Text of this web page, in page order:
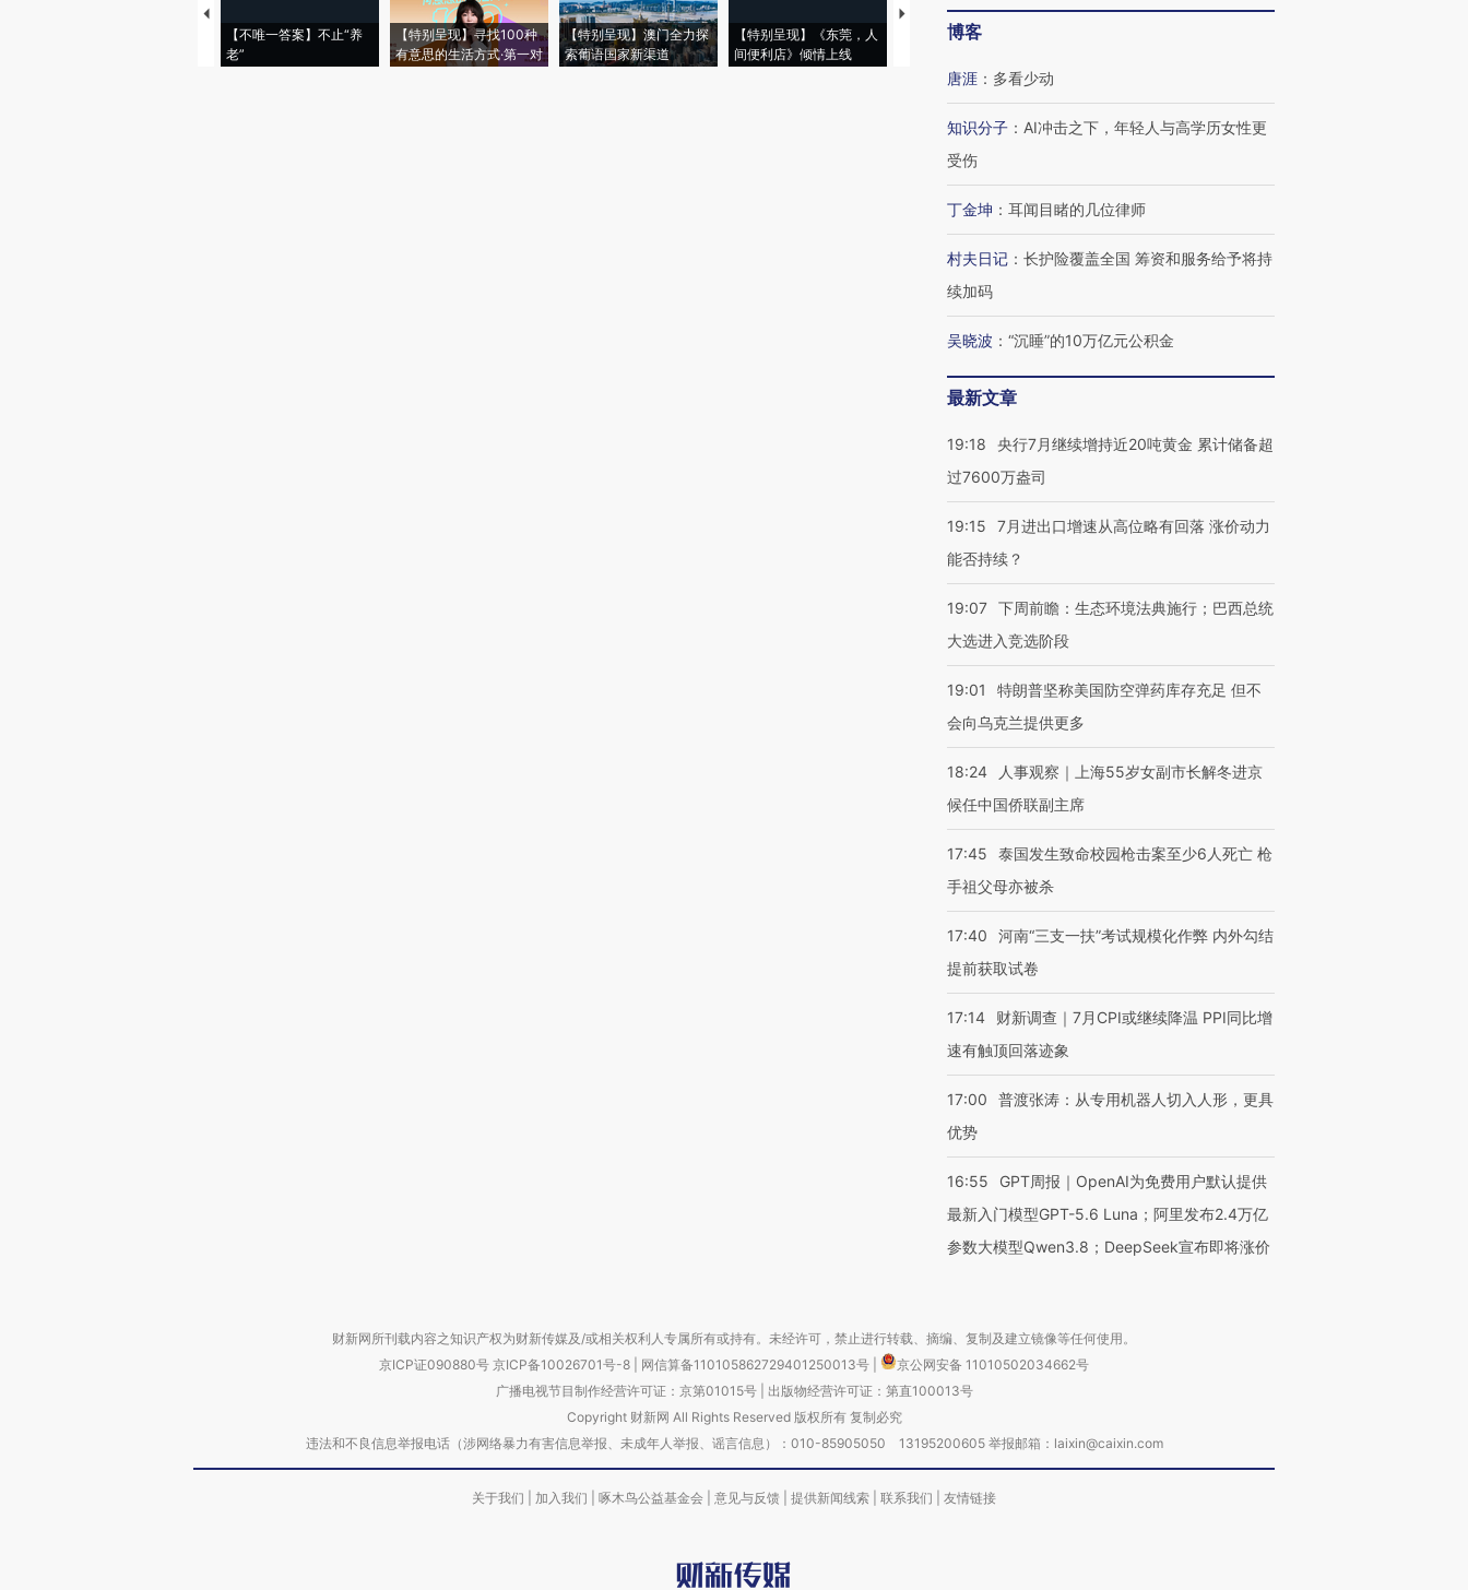
【不唯一答案】不止“养
老”
【特别呈现】寻找100种
有意思的生活方式·第一对
【特别呈现】澳门全力探
索葡语国家新渠道
【特别呈现】《东莞，人
间便利店》倾情上线
【推广】走进第四届链博
会，让数智科技“链”接产
【商旅对话】华住集团
博客
唐涯 ： 多看少动
知识分子 ： AI冲击之下，年轻人与高学历女性更
受伤
丁金坤 ： 耳闻目睹的几位律师
村夫日记 ： 长护险覆盖全国 筹资和服务给予将持
续加码
吴晓波 ： “沉睡”的10万亿元公积金
最新文章
19:18
央行7月继续增持近20吨黄金 累计储备超
过7600万盎司
19:15
7月进出口增速从高位略有回落 涨价动力
能否持续？
19:07 下周前瞻：生态环境法典施行；巴西总统
大选进入竞选阶段
19:01
特朗普坚称美国防空弹药库存充足 但不
会向乌克兰提供更多
18:24
人事观察｜上海55岁女副市长解冬进京
候任中国侨联副主席
17:45
泰国发生致命校园枪击案至少6人死亡 枪
手祖父母亦被杀
17:40
河南“三支一扶”考试规模化作弊 内外勾结
提前获取试卷
17:14
财新调查｜7月CPI或继续降温 PPI同比增
速有触顶回落迹象
17:00
普渡张涛：从专用机器人切入人形，更具
优势
16:55
GPT周报｜OpenAI为免费用户默认提供
最新入门模型GPT-5.6 Luna；阿里发布2.4万亿
参数大模型Qwen3.8；DeepSeek宣布即将涨价
财新网所刊载内容之知识产权为财新传媒及/或相关权利人专属所有或持有。未经许可，禁止进行转载、摘编、复制及建立镜像等任何使用。
京ICP证090880号 京ICP备10026701号-8 网信算备110105862729401250013号
京公网安备 11010502034662号
广播电视节目制作经营许可证：京第01015号| 出版物经营许可证：第直100013号
Copyright 财新网 All Rights Reserved 版权所有 复制必究
违法和不良信息举报电话（涉网络暴力有害信息举报、未成年人举报、谣言信息）：010-85905050 13195200605 举报邮箱：laixin@caixin.com
关于我们 加入我们 啄木鸟公益基金会 意见与反馈 提供新闻线索 联系我们 友情链接